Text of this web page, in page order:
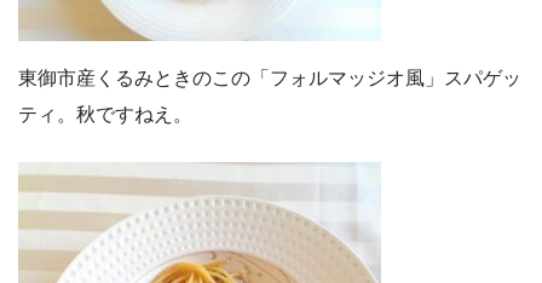
東御市産くるみときのこの「フォルマッジオ風」スパゲッ
ティ。秋ですねえ。